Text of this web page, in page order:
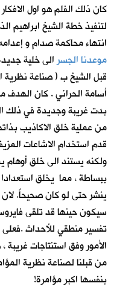
كان ذلك الفلم هو اول
لتنفيذ خطة الشيخ ابراهيم
انتهاء محاكمة صدام و
موعدنا الجسرالى خلية
قبل الشيخ ب ( صناعة نظرية
أسامة الحراني . كان الهدف
بدت غريبة وجديدة في ذلك
من عملية خلق الاكاذيب
قدم استخدام الاشاعات
ولكنه يستند الى خلق
ببساطة ، مما يخلق
ينشر حتى لو كان صحيحاً.
سيكون حينها قد تلقى
تفسير منطقي للأحداث
الأمور وفق استنتاجات غريبة
من قبلنا لصناعة نظرية
بنفسها اكبر مؤامرة!